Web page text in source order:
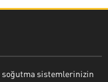
soğutma sistemlerinizin